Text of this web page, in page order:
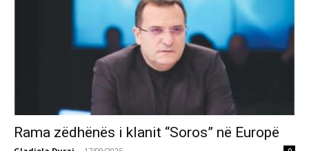
Rama zëdhënës i klanit “Soros” në Europë